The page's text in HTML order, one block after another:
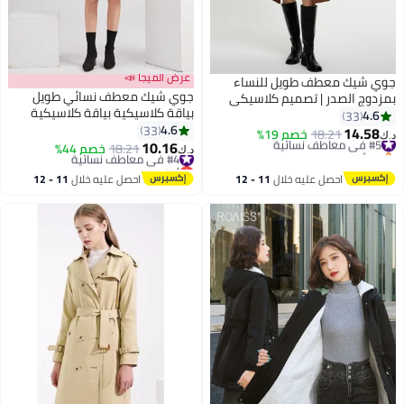
4
جوي شيك معطف طويل للنساء
بمزدوج الصدر | تصميم كلاسيكي
بياقة مقلوبة ونحيل | حزام خصر قابل
للتعديل | لون كاكي | ملابس العمل
الرسمية
4.6
33
د.ك‏14.58
18.21خصم 19% #5 في معاطف نسائية
بتخلّص بسرعة
احصل عليه خلال 11 - 12
4
عرض الميجا 📣
جوي شيك معطف نسائي طويل
بياقة كلاسيكية بياقة كلاسيكية
وحزام قابل للتعديل أسود ارتداء
يومي في مكان العمل في الهواء
الطلق
4.6
33
د.ك‏10.16
18.21خصم 44% #4 في معاطف نسائية
أقل سعر في 30 يوم
#4 في معاطف نسائية احصل عليه خلال 11 - 12